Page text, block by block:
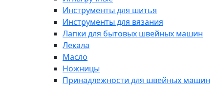
Инструменты для шитья
Инструменты для вязания
Лапки для бытовых швейных машин
Лекала
Масло
Ножницы
Принадлежности для швейных машин